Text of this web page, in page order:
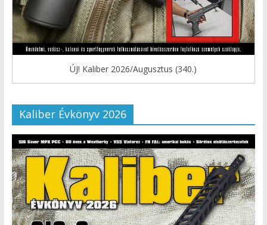
ÚJ! Kaliber 2026/Augusztus (340.)
Kaliber Évkönyv 2026